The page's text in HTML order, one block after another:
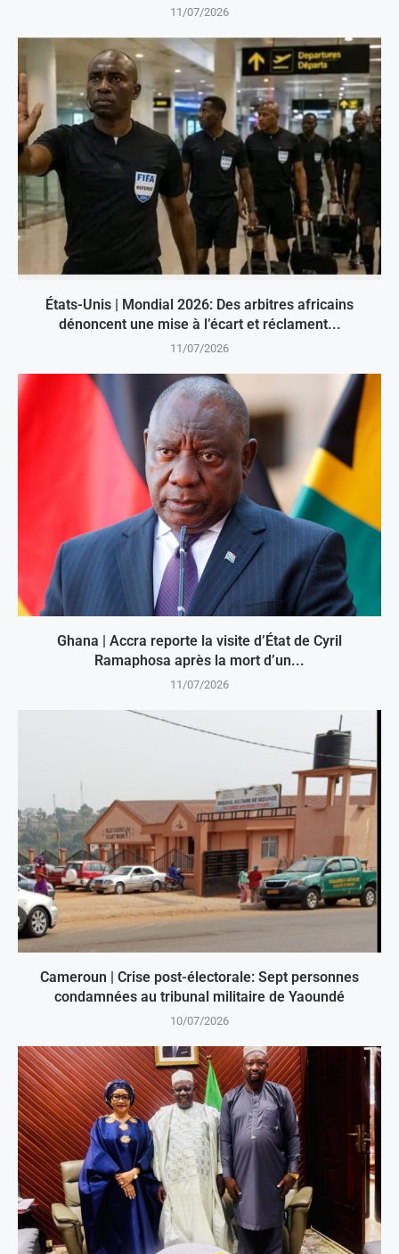
11/07/2026
États-Unis | Mondial 2026: Des arbitres africains
dénoncent une mise à l’écart et réclament...
11/07/2026
Ghana | Accra reporte la visite d’État de Cyril
Ramaphosa après la mort d’un...
11/07/2026
Cameroun | Crise post-électorale: Sept personnes
condamnées au tribunal militaire de Yaoundé
10/07/2026